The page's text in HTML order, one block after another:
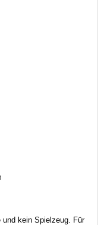
kein Spielzeug. Für